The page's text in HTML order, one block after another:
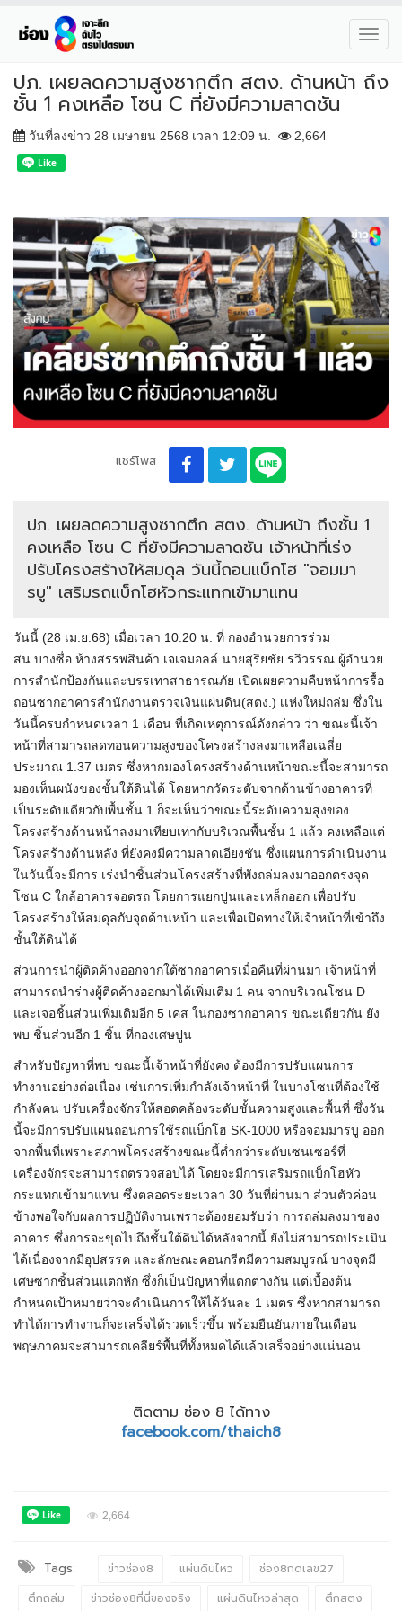
ปภ. เผยลดความสูงซากตึก สตง. ด้านหน้า ถึง
ชั้น 1 คงเหลือ โซน C ที่ยังมีความลาดชัน
วันที่ลงข่าว 28 เมษายน 2568 เวลา 12:09 น. 2,664
แชร์โพส
ปภ. เผยลดความสูงซากตึก สตง. ด้านหน้า ถึงชั้น 1
คงเหลือ โซน C ที่ยังมีความลาดชัน เจ้าหน้าที่เร่ง
ปรับโครงสร้างให้สมดุล วันนี้ถอนแบ็กโฮ "จอมมา
รบู" เสริมรถแบ็กโฮหัวกระแทกเข้ามาแทน
วันนี้ (28 เม.ย.68) เมื่อเวลา 10.20 น. ที่ กองอำนวยการร่วม
สน.บางซื่อ ห้างสรรพสินค้า เจเจมอลล์ นายสุริยชัย รวิวรรณ ผู้อำนวย
การสำนักป้องกันและบรรเทาสาธารณภัย เปิดเผยความคืบหน้าการรื้อ
ถอนซากอาคารสำนักงานตรวจเงินแผ่นดิน(สตง.) เเห่งใหม่ถล่ม ซึ่งใน
วันนี้ครบกำหนดเวลา 1 เดือน ที่เกิดเหตุการณ์ดังกล่าว ว่า ขณะนี้เจ้า
หน้าที่สามารถลดทอนความสูงของโครงสร้างลงมาเหลือเฉลี่ย
ประมาณ 1.37 เมตร ซึ่งหากมองโครงสร้างด้านหน้าขณะนี้จะสามารถ
มองเห็นผนังของชั้นใต้ดินได้ โดยหากวัดระดับจากด้านข้างอาคารที่
เป็นระดับเดียวกับพื้นชั้น 1 ก็จะเห็นว่าขณะนี้ระดับความสูงของ
โครงสร้างด้านหน้าลงมาเทียบเท่ากับบริเวณพื้นชั้น 1 แล้ว คงเหลือแต่
โครงสร้างด้านหลัง ที่ยังคงมีความลาดเอียงชัน ซึ่งแผนการดำเนินงาน
ในวันนี้จะมีการ เร่งนำชิ้นส่วนโครงสร้างที่พังถล่มลงมาออกตรงจุด
โซน C ใกล้อาคารจอดรถ โดยการแยกปูนและเหล็กออก เพื่อปรับ
โครงสร้างให้สมดุลกับจุดด้านหน้า และเพื่อเปิดทางให้เจ้าหน้าที่เข้าถึง
ชั้นใต้ดินได้
ส่วนการนำผู้ติดค้างออกจากใต้ซากอาคารเมื่อคืนที่ผ่านมา เจ้าหน้าที่
สามารถนำร่างผู้ติดค้างออกมาได้เพิ่มเติม 1 คน จากบริเวณโซน D
และเจอชิ้นส่วนเพิ่มเติมอีก 5 เคส ในกองซากอาคาร ขณะเดียวกัน ยัง
พบ ชิ้นส่วนอีก 1 ชิ้น ที่กองเศษปูน
สำหรับปัญหาที่พบ ขณะนี้เจ้าหน้าที่ยังคง ต้องมีการปรับแผนการ
ทำงานอย่างต่อเนื่อง เช่นการเพิ่มกำลังเจ้าหน้าที่ ในบางโซนที่ต้องใช้
กำลังคน ปรับเครื่องจักรให้สอดคล้องระดับชั้นความสูงและพื้นที่ ซึ่งวัน
นี้จะมีการปรับแผนถอนการใช้รถแบ็กโฮ SK-1000 หรือจอมมารบู ออก
จากพื้นที่เพราะสภาพโครงสร้างขณะนี้ต่ำกว่าระดับเซนเซอร์ที่
เครื่องจักรจะสามารถตรวจสอบได้ โดยจะมีการเสริมรถแบ็กโฮหัว
กระแทกเข้ามาแทน ซึ่งตลอดระยะเวลา 30 วันที่ผ่านมา ส่วนตัวค่อน
ข้างพอใจกับผลการปฏิบัติงานเพราะต้องยอมรับว่า การถล่มลงมาของ
อาคาร ซึ่งการจะขุดไปถึงชั้นใต้ดินได้หลังจากนี้ ยังไม่สามารถประเมิน
ได้เนื่องจากมีอุปสรรค และลักษณะคอนกรีตมีความสมบูรณ์ บางจุดมี
เศษซากชิ้นส่วนแตกหัก ซึ่งก็เป็นปัญหาที่แตกต่างกัน แต่เบื้องต้น
กำหนดเป้าหมายว่าจะดำเนินการให้ได้วันละ 1 เมตร ซึ่งหากสามารถ
ทำได้การทำงานก็จะเสร็จได้รวดเร็วขึ้น พร้อมยืนยันภายในเดือน
พฤษภาคมจะสามารถเคลียร์พื้นที่ทั้งหมดได้แล้วเสร็จอย่างแน่นอน
ติดตาม ช่อง 8 ได้ทาง
facebook.com/thaich8
2,664
Tags: ข่าวช่อง8 แผ่นดินไหว
ช่อง8กดเลข27
ตึกถล่ม
ข่าวช่อง8ที่นี่ของจริง แผ่นดินไหวล่าสุด ตึกสตง